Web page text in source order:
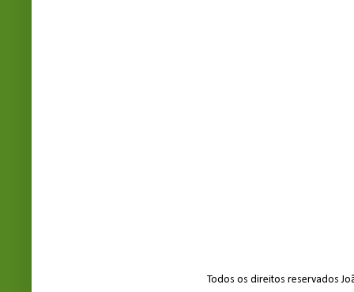
Todos os direitos reservados